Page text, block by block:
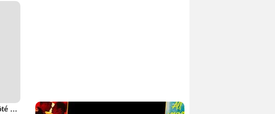
Adam et Eve (Côté diffusion)